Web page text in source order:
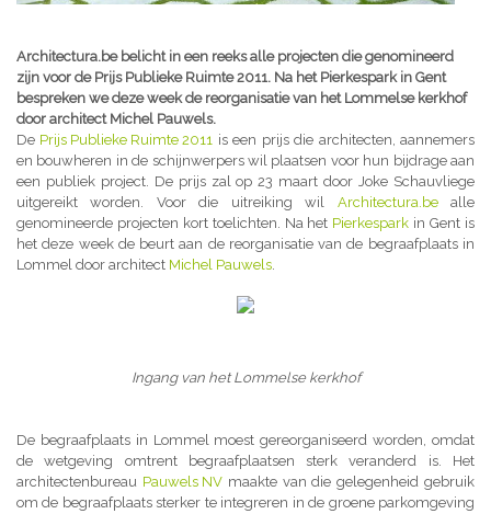
Architectura.be belicht in een reeks alle projecten die genomineerd
zijn voor de Prijs Publieke Ruimte 2011. Na het Pierkespark in Gent
bespreken we deze week de reorganisatie van het Lommelse kerkhof
door architect Michel Pauwels.
De Prijs Publieke Ruimte 2011 is een prijs die architecten, aannemers
en bouwheren in de schijnwerpers wil plaatsen voor hun bijdrage aan
een publiek project. De prijs zal op 23 maart door Joke Schauvliege
uitgereikt worden. Voor die uitreiking wil Architectura.bealle
genomineerde projecten kort toelichten. Na het Pierkespark in Gent is
het deze week de beurt aan de reorganisatie van de begraafplaats in
Lommel door architect Michel Pauwels.
Ingang van het Lommelse kerkhof
De begraafplaats in Lommel moest gereorganiseerd worden, omdat
de wetgeving omtrent begraafplaatsen sterk veranderd is. Het
architectenbureau Pauwels NVmaakte van die gelegenheid gebruik
om de begraafplaats sterker te integreren in de groene parkomgeving